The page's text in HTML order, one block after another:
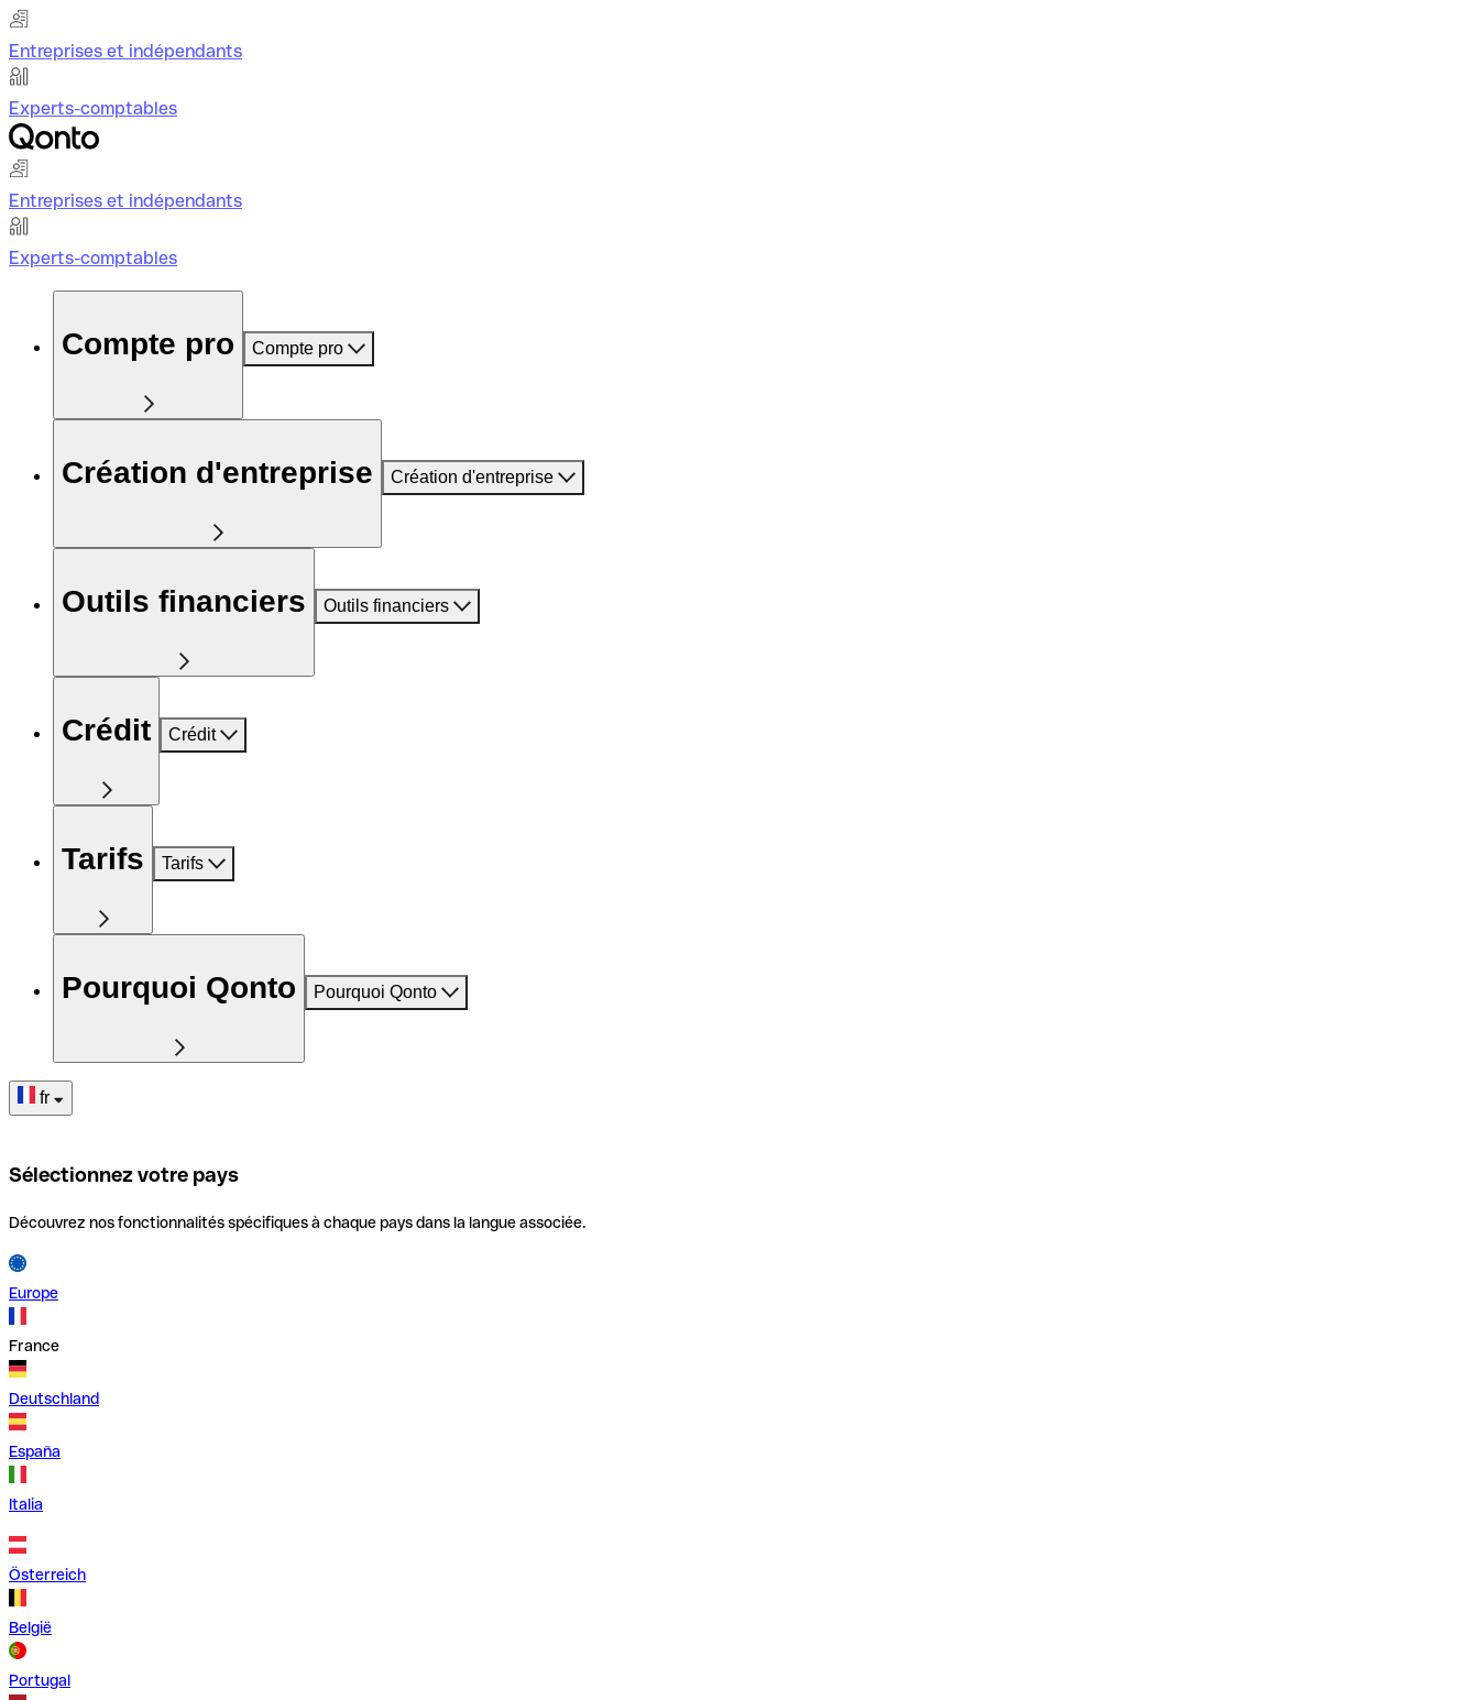
Entreprises et indépendants
Experts-comptables
Entreprises et indépendants
Experts-comptables
Compte pro Compte pro
Création d'entreprise Création d'entreprise
Outils financiers Outils financiers
Crédit Crédit
Tarifs Tarifs
Pourquoi Qonto Pourquoi Qonto
fr
Sélectionnez votre pays
Découvrez nos fonctionnalités spécifiques à chaque pays dans la langue associée.
Europe
France
Deutschland
España
Italia
Österreich
België
Portugal